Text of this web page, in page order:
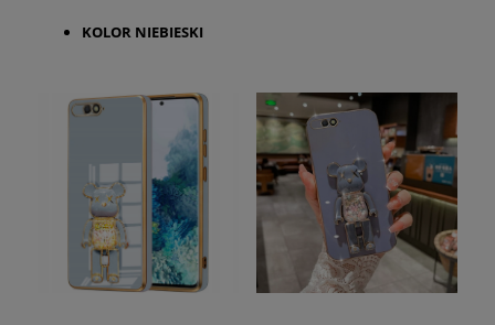
KOLOR NIEBIESKI